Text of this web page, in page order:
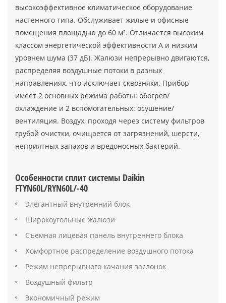
высокоэффективное климатическое оборудование
настенного типа. Обслуживает жилые и офисные
помещения площадью до 60 м². Отличается высоким
классом энергетической эффективности А и низким
уровнем шума (37 дБ). Жалюзи непрерывно двигаются,
распределяя воздушные потоки в разных
направлениях, что исключает сквозняки. Прибор
имеет 2 основных режима работы: обогрев/
охлаждение и 2 вспомогательных: осушение/
вентиляция. Воздух, проходя через систему фильтров
грубой очистки, очищается от загрязнений, шерсти,
неприятных запахов и вредоносных бактерий.
Особенности сплит системы Daikin
FTYN60L/RYN60L/-40
Элегантный внутренний блок
Широкоугольные жалюзи
Съемная лицевая панель внутреннего блока
Комфортное распределение воздушного потока
Режим непрерывного качания заслонок
Воздушный фильтр
Экономичный режим